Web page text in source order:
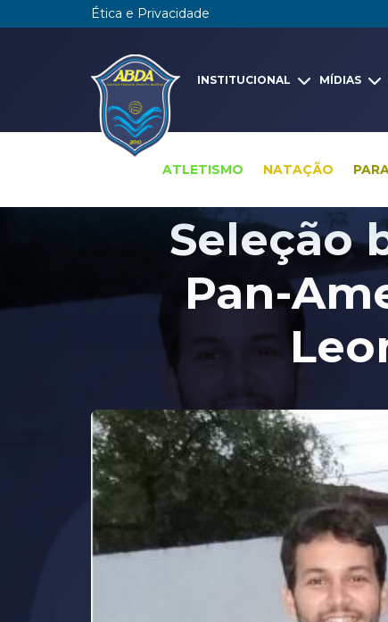
Ética e Privacidade
INSTITUCIONAL MÍDIAS
ATLETISMO NATAÇÃO
Seleção
Pan-